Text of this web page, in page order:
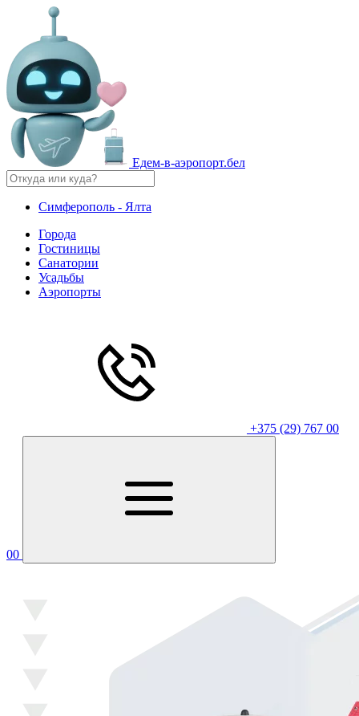
Едем-в-аэропорт.бел
Симферополь - Ялта
Города
Гостиницы
Санатории
Усадьбы
Аэропорты
+375 (29) 767 00
00